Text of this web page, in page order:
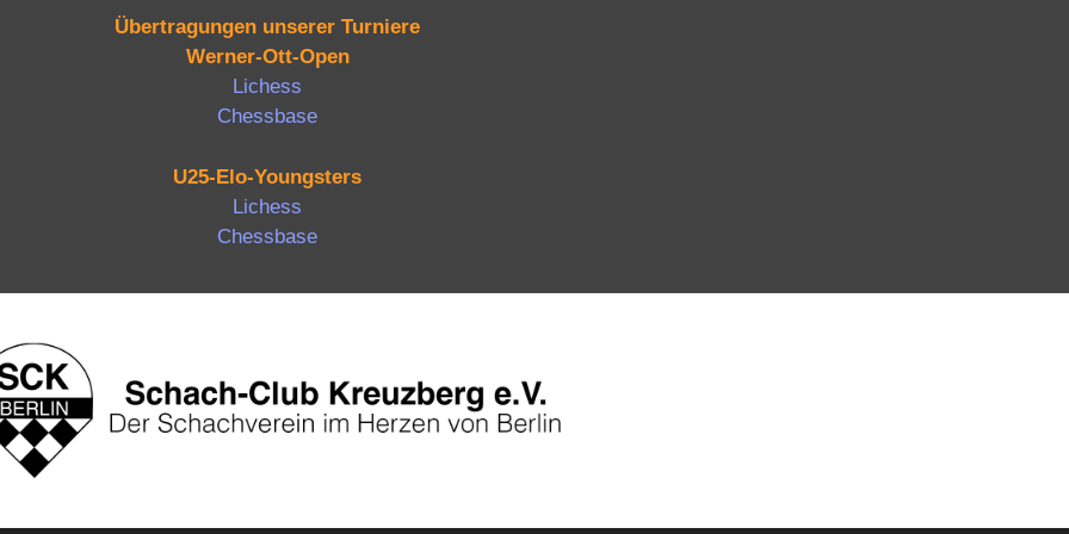
Übertragungen unserer Turniere
Werner-Ott-Open
Lichess
Chessbase
U25-Elo-Youngsters
Lichess
Chessbase